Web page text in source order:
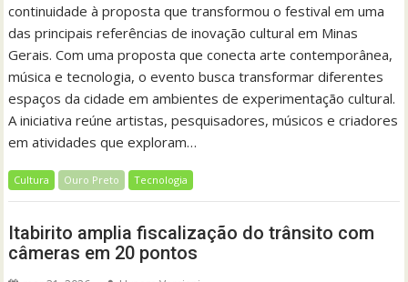
continuidade à proposta que transformou o festival em uma
das principais referências de inovação cultural em Minas
Gerais. Com uma proposta que conecta arte contemporânea,
música e tecnologia, o evento busca transformar diferentes
espaços da cidade em ambientes de experimentação cultural.
A iniciativa reúne artistas, pesquisadores, músicos e criadores
em atividades que exploram…
Cultura Ouro Preto Tecnologia
Itabirito amplia fiscalização do trânsito com
câmeras em 20 pontos